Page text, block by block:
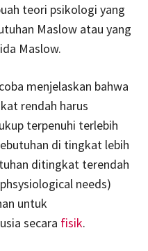
teori psikologi yang
Maslow atau yang
Maslow.
menjelaskan bahwa
rendah harus
terpenuhi terlebih
di tingkat lebih
ditingkat terendah
needs)
untuk
secara fisik.